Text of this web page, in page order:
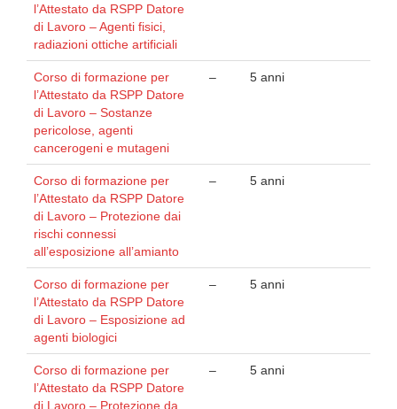
l’Attestato da RSPP Datore
di Lavoro – Agenti fisici,
radiazioni ottiche artificiali
Corso di formazione per
l’Attestato da RSPP Datore
di Lavoro – Sostanze
pericolose, agenti
cancerogeni e mutageni
– 5 anni
Corso di formazione per
l’Attestato da RSPP Datore
di Lavoro – Protezione dai
rischi connessi
all’esposizione all’amianto
– 5 anni
Corso di formazione per
l’Attestato da RSPP Datore
di Lavoro – Esposizione ad
agenti biologici
– 5 anni
Corso di formazione per
l’Attestato da RSPP Datore
di Lavoro – Protezione da
– 5 anni